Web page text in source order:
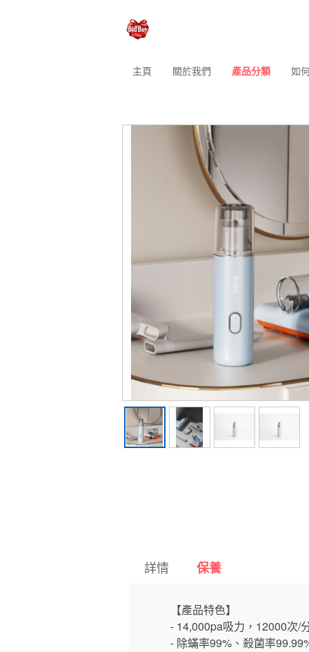
主頁 關於我們 產品分類 如
詳情 保養
【產品特色】
- 14,000pa吸力，12000次/
- 除蟎率99%、殺菌率